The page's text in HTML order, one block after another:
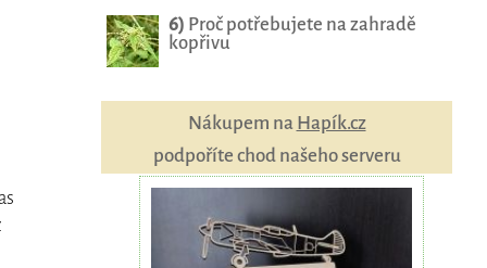
6) Proč potřebujete na zahradě
kopřivu
Nákupem na Hapík.cz
podpoříte chod našeho serveru